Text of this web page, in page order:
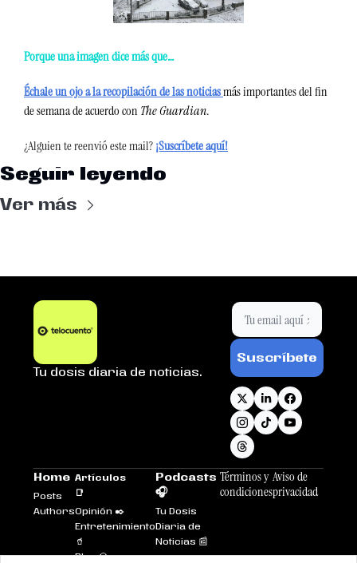
Porque una imagen dice más que…
Échale un ojo a la recopilación de las noticias más importantes del fin
de semana de acuerdo con The Guardian.
¿Alguien te reenvió este mail?¡Suscríbete aquí!
Seguir leyendo
Ver más
Tu dosis diaria de noticias.
Suscríbete
Home
Posts
Authors
Artículos
📑
Opinión ✒️
Entretenimiento
🥤
Plus 💎
Podcasts
🎧
Tu Dosis
Diaria de
Noticias 📰
Términos y
condiciones
Aviso de
privacidad